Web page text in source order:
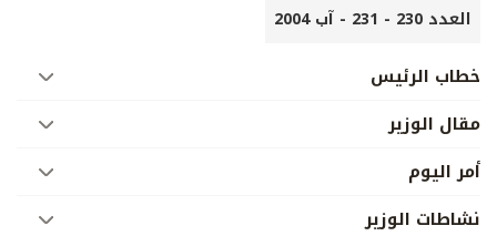
العدد 230 - 231 - آب 2004
خطاب الرئيس
مقال الوزير
أمر اليوم
نشاطات الوزير